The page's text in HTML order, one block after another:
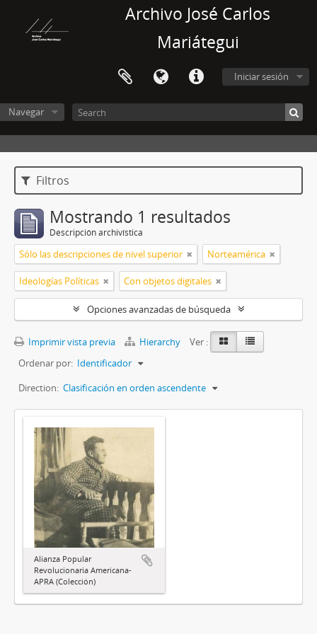
Archivo José Carlos
Mariátegui
Iniciar sesión
Navegar
Filtros
Mostrando 1 resultados
Descripción archivística
Sólo las descripciones de nivel superior Norteamérica
Ideologías Políticas Con objetos digitales
Opciones avanzadas de búsqueda
Imprimir vista previa Hierarchy
Ver :
Ordenar por: Identificador
Direction: Clasificación en orden ascendente
Alianza Popular
Revolucionaria Americana-
APRA (Colección)